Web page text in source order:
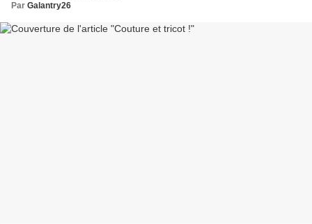
Par Galantry26